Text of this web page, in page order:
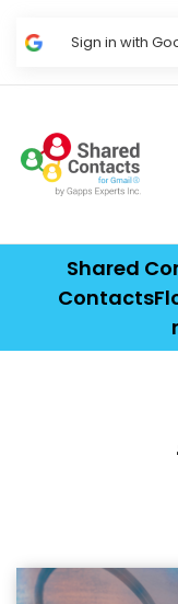
Sign in with
Shared